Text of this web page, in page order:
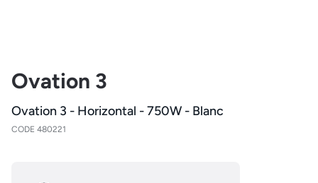
Ovation 3
Ovation 3 - Horizontal - 750W - Blanc
CODE 480221